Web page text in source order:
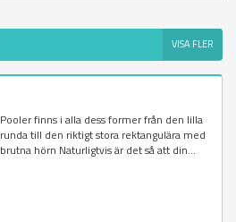
VISA FLER
Pooler finns i alla dess former från den lilla
runda till den riktigt stora rektangulära med
brutna hörn Naturligtvis är det så att din...